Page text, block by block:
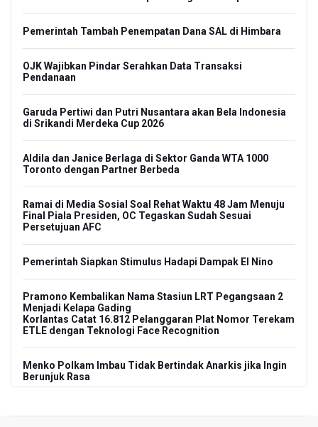
Pemerintah Tambah Penempatan Dana SAL di Himbara
OJK Wajibkan Pindar Serahkan Data Transaksi
Pendanaan
Garuda Pertiwi dan Putri Nusantara akan Bela Indonesia
di Srikandi Merdeka Cup 2026
Aldila dan Janice Berlaga di Sektor Ganda WTA 1000
Toronto dengan Partner Berbeda
Ramai di Media Sosial Soal Rehat Waktu 48 Jam Menuju
Final Piala Presiden, OC Tegaskan Sudah Sesuai
Persetujuan AFC
Pemerintah Siapkan Stimulus Hadapi Dampak El Nino
Pramono Kembalikan Nama Stasiun LRT Pegangsaan 2
Menjadi Kelapa Gading
Korlantas Catat 16.812 Pelanggaran Plat Nomor Terekam
ETLE dengan Teknologi Face Recognition
Menko Polkam Imbau Tidak Bertindak Anarkis jika Ingin
Berunjuk Rasa